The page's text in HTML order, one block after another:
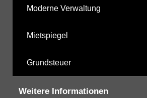
Moderne Verwaltung
Mietspiegel
Grundsteuer
Weitere Informationen